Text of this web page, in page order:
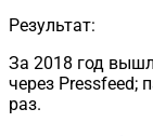
Результат:
За 2018 год
через Pressfeed;
раз.